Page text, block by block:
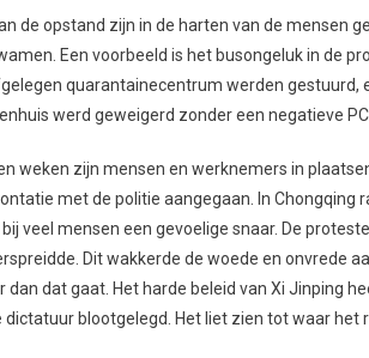
de opstand zijn in de harten van de mensen
Een voorbeeld is het busongeluk in de
quarantainecentrum werden
werd geweigerd zonder een negatieve
weken zijn mensen en werknemers in
met de politie aangegaan. In Chongqing
veel mensen een gevoelige snaar. De
Dit wakkerde de woede en onvrede
dan dat gaat. Het harde beleid van Xi Jinping
dictatuur blootgelegd. Het liet zien tot waar het